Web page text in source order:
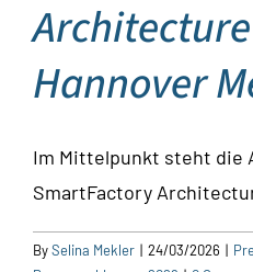
Hannover
Im Mittelpunkt steht die
SmartFactory
BySelina Mekler | 24/03/2026 |